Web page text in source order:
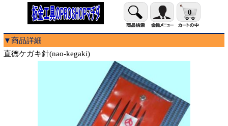
0
▼商品詳細
直徳ケガキ針(nao-kegaki)